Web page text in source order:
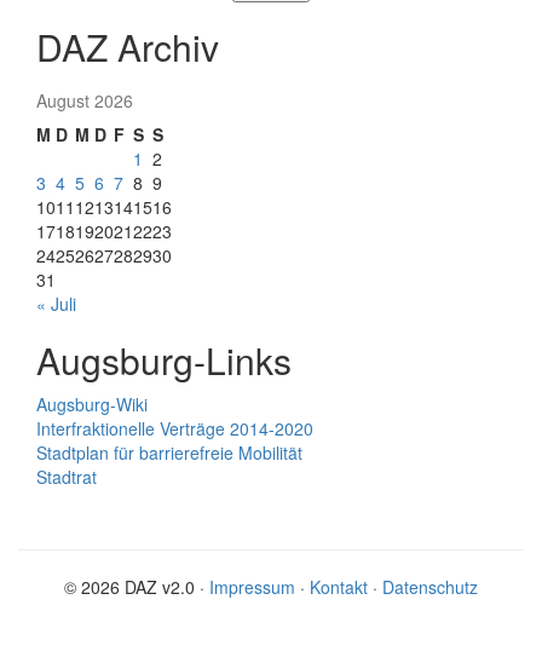
DAZ Archiv
August 2026
M D M D F S S
1 2
3 4 5 6 7 8 9
1011 1213141516
17181920212223
24252627282930
31
« Juli
Augsburg-Links
Augsburg-Wiki
Interfraktionelle Verträge 2014-2020
Stadtplan für barrierefreie Mobilität
Stadtrat
© 2026 DAZ v2.0 · Impressum · Kontakt · Datenschutz